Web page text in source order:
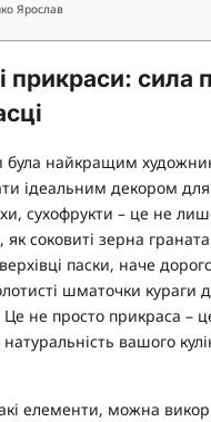
Ярослав
прикраси: сила
найкращим
ідеальним декором для
сухофрукти – це не
як соковиті зерна граната
паски, наче
шматочки кураги
Це не просто прикраса –
вашого
елементи, можна